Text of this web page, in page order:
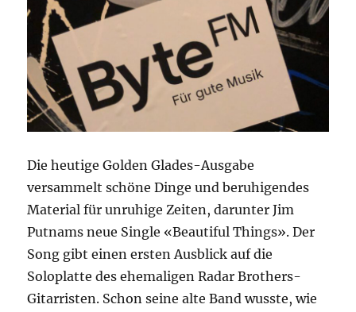
Die heutige Golden Glades-Ausgabe
versammelt schöne Dinge und beruhigendes
Material für unruhige Zeiten, darunter Jim
Putnams neue Single «Beautiful Things». Der
Song gibt einen ersten Ausblick auf die
Soloplatte des ehemaligen Radar Brothers-
Gitarristen. Schon seine alte Band wusste, wie